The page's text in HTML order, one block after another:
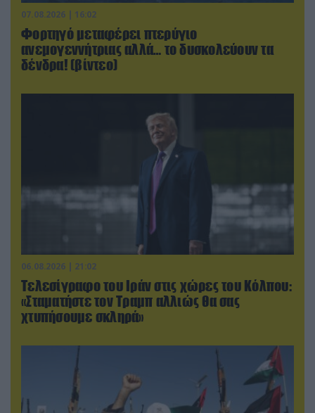
07.08.2026 | 16:02
Φορτηγό μεταφέρει πτερύγιο
ανεμογεννήτριας αλλά… το δυσκολεύουν τα
δένδρα! (βίντεο)
06.08.2026 | 21:02
Τελεσίγραφο του Ιράν στις χώρες του Κόλπου:
«Σταματήστε τον Τραμπ αλλιώς θα σας
χτυπήσουμε σκληρά»